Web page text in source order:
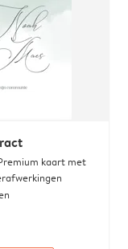
kaart met